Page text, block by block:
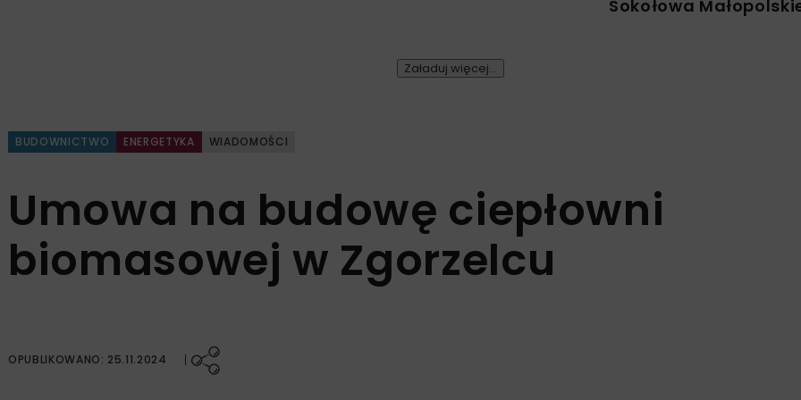
Sokołowa
Załaduj więcej...
BUDOWNICTWO ENERGETYKA WIADOMOŚCI
Umowa na budowę ciepłowni
biomasowej w Zgorzelcu
OPUBLIKOWANO: 25.11.2024